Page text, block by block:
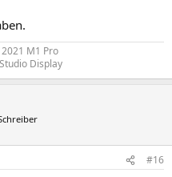
M1 Pro
Display​
#16